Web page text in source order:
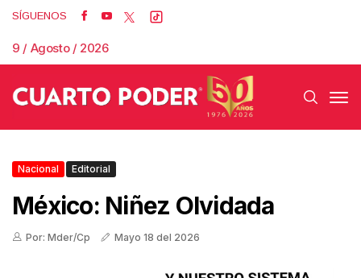
SÍGUENOS
9 / Agosto / 2026
Nacional Editorial
México: Niñez Olvidada
Por: Mder/Cp Mayo 18 del 2026